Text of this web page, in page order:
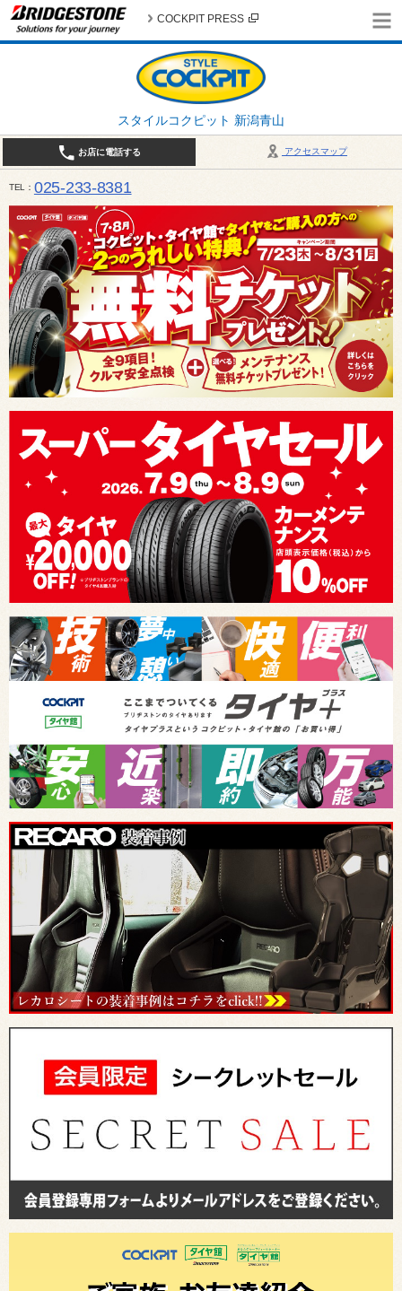
スタイルコクピット 新潟青山
COCKPIT PRESS
アクセスマップ
お店に電話する
TEL 025-233-8381
営業時間は10:00～18:30 作業、商談受付は10:00〜18:00です。 / 定休日：2026年 8月のお休み
（日曜日）、19日（水曜日）26日（水曜日）